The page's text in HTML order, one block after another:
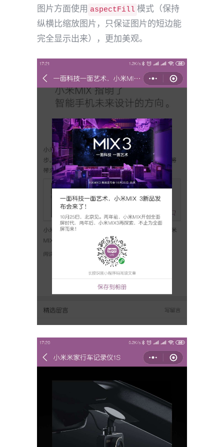
图片方面使用 aspectFill 模式（保持
纵横比缩放图片，只保证图片的短边能
完全显示出来），更加美观。